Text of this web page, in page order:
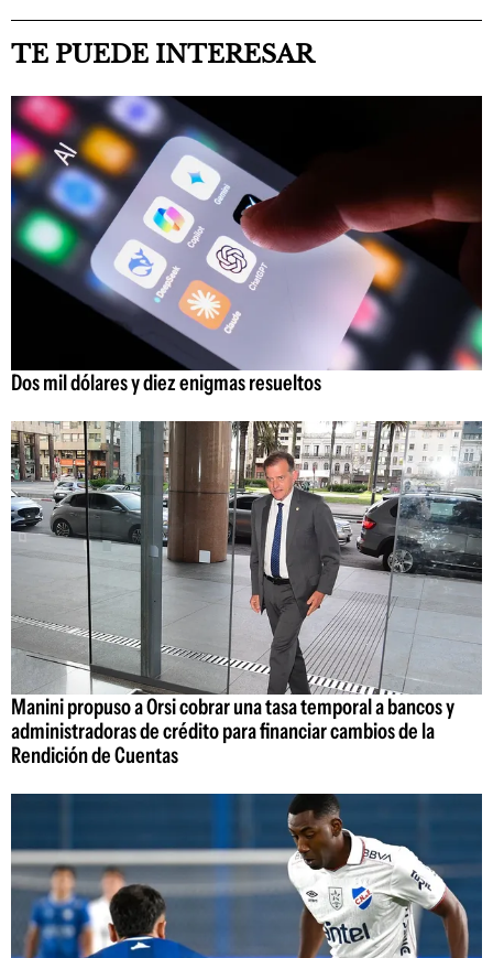
TE PUEDE INTERESAR
Dos mil dólares y diez enigmas resueltos
Manini propuso a Orsi cobrar una tasa temporal a bancos y
administradoras de crédito para financiar cambios de la
Rendición de Cuentas